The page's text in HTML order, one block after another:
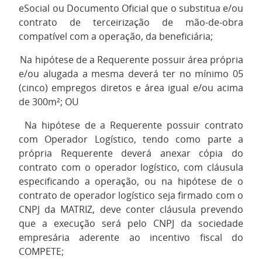
eSocial ou Documento Oficial que o substitua e/ou
contrato de terceirização de mão-de-obra
compatível com a operação, da beneficiária;
Na hipótese de a Requerente possuir área própria
e/ou alugada a mesma deverá ter no mínimo 05
(cinco) empregos diretos e área igual e/ou acima
de 300m²; OU
Na hipótese de a Requerente possuir contrato
com Operador Logístico, tendo como parte a
própria Requerente deverá anexar cópia do
contrato com o operador logístico, com cláusula
especificando a operação, ou na hipótese de o
contrato de operador logístico seja firmado com o
CNPJ da MATRIZ, deve conter cláusula prevendo
que a execução será pelo CNPJ da sociedade
empresária aderente ao incentivo fiscal do
COMPETE;